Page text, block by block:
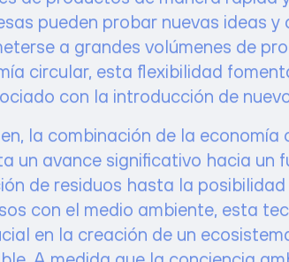
pueden probar nuevas ideas y
a grandes volúmenes de
circular, esta flexibilidad
con la introducción de
la combinación de la economía
un avance significativo hacia un
de residuos hasta la posibilidad
con el medio ambiente, esta
en la creación de un
A medida que la conciencia